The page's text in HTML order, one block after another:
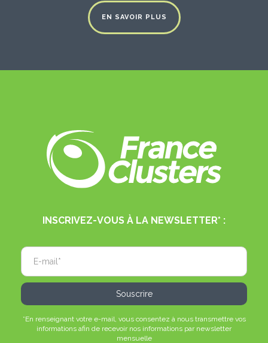
EN SAVOIR PLUS
INSCRIVEZ-VOUS À LA NEWSLETTER* :
*En renseignant votre e-mail, vous consentez à nous transmettre vos
informations afin de recevoir nos informations par newsletter
mensuelle